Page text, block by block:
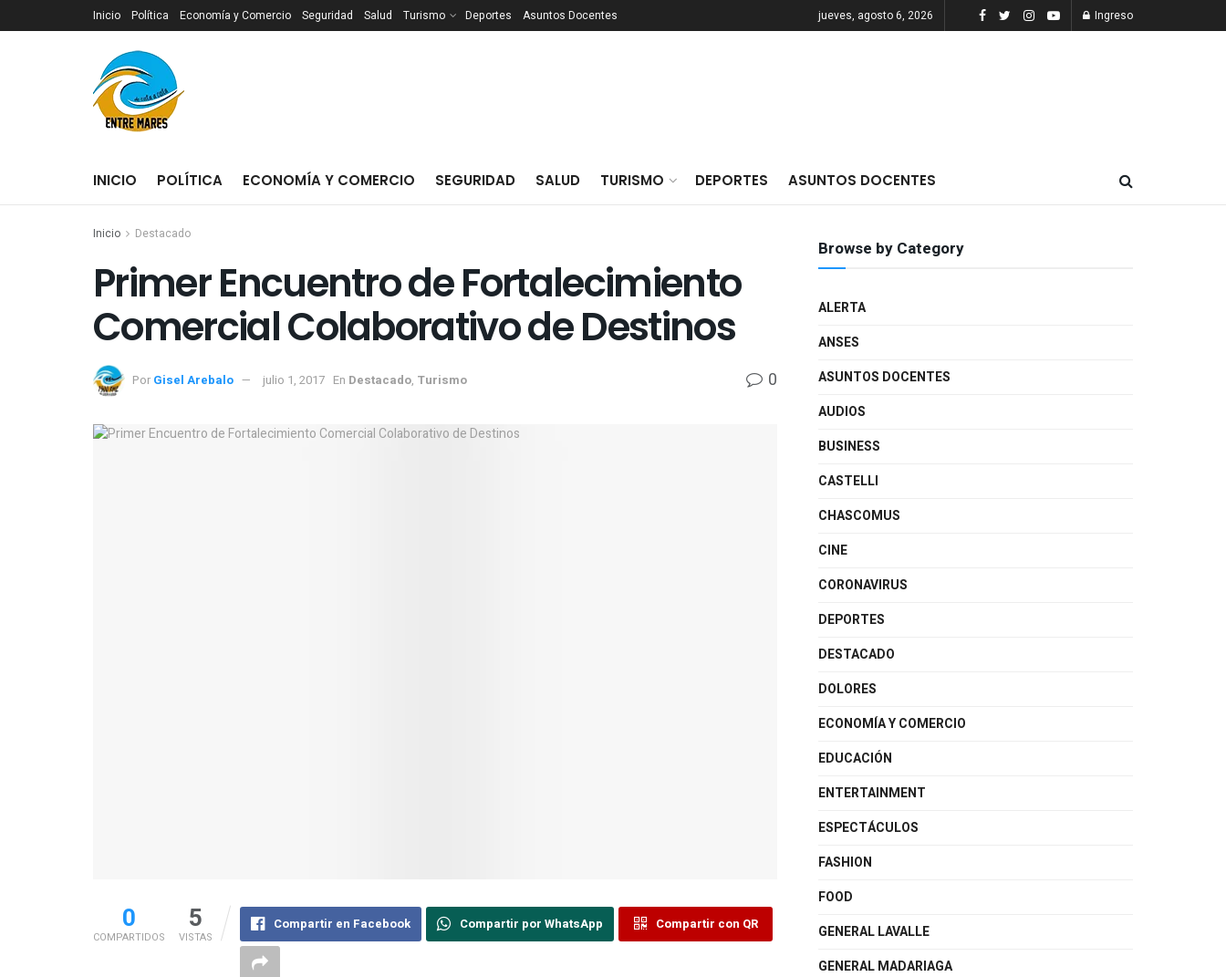
Inicio Política Economía y Comercio Seguridad Salud Turismo Deportes Asuntos Docentes jueves, agosto 6, 2026 Ingreso
INICIO POLÍTICA ECONOMÍA Y COMERCIO SEGURIDAD SALUD TURISMO DEPORTES ASUNTOS DOCENTES
Inicio Destacado
Primer Encuentro de Fortalecimiento
Comercial Colaborativo de Destinos
Por Gisel Arebalo julio 1, 2017 En Destacado, Turismo 0
0
COMPARTIDOS
5
VISTAS
Compartir en Facebook Compartir por WhatsApp Compartir con QR
Browse by Category
ALERTA
ANSES
ASUNTOS DOCENTES
AUDIOS
BUSINESS
CASTELLI
CHASCOMUS
CINE
CORONAVIRUS
DEPORTES
DESTACADO
DOLORES
ECONOMÍA Y COMERCIO
EDUCACIÓN
ENTERTAINMENT
ESPECTÁCULOS
FASHION
FOOD
GENERAL LAVALLE
GENERAL MADARIAGA